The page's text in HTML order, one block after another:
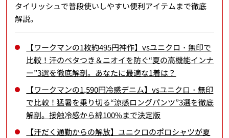
タイリッシュで普段使いしやすい便利アイテムまで徹底
解説。
【ワークマンの1枚約495円神作】vsユニクロ・無印で
比較！汗のベタつき＆ニオイを防ぐ“夏の高機能インナ
ー”3選を徹底解剖。あなたに最適な1着は？
【ワークマンの1,590円冷感デニム】vsユニクロ・無印
で比較！猛暑を乗り切る“涼感ロングパンツ”3選を徹底
解剖。接触冷感から綿100%まで決定版
【汗だく通勤からの解放】ユニクロのポロシャツが夏